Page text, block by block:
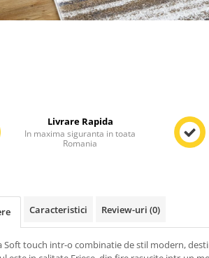
Facebook
Livrare Rapida
In maxima siguranta in toata
Romania
Caracteristici Review-uri (0)
Soft touch intr-o combinatie de stil modern,